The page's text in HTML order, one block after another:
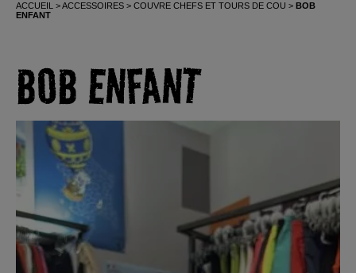
ACCUEIL ACCESSOIRES COUVRE CHEFS ET TOURS DE COU
BOB
ENFANT
BOB ENFANT